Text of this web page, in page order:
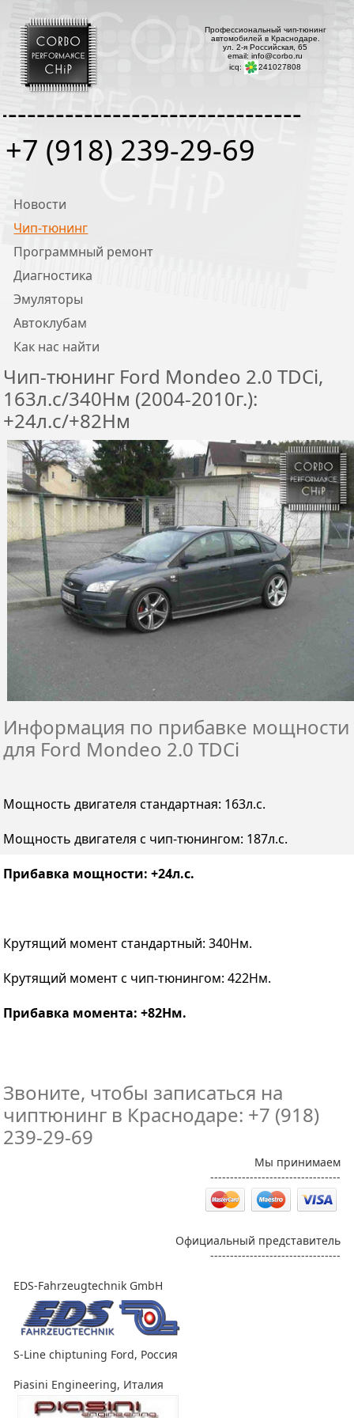
+7 (918) 239-29-69
Профессиональный чип-тюнинг
автомобилей в Краснодаре.
ул. 2-я Российская, 65
email: info@corbo.ru
icq:
241027808
Новости
Чип-тюнинг
Программный ремонт
Диагностика
Эмуляторы
Автоклубам
Как нас найти
Чип-тюнинг Ford Mondeo 2.0 TDCi,
163л.с/340Нм (2004-2010г.):
+24л.с/+82Нм
Информация по прибавке мощности
для Ford Mondeo 2.0 TDCi
Мощность двигателя стандартная: 163л.с.
Мощность двигателя с чип-тюнингом: 187л.с.
Прибавка мощности: +24л.с.
Крутящий момент стандартный: 340Нм.
Крутящий момент с чип-тюнингом: 422Нм.
Прибавка момента: +82Нм.
Звоните, чтобы записаться на
чиптюнинг в Краснодаре: +7 (918)
239-29-69
Мы принимаем
---------------------------------
Официальный представитель
---------------------------------
EDS-Fahrzeugtechnik GmbH
S-Line chiptuning Ford, Россия
Piasini Engineering, Италия